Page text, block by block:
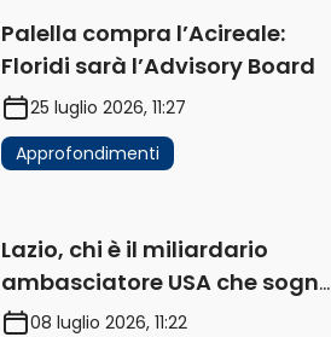
Palella compra l’Acireale:
Floridi sarà l’Advisory Board
25 luglio 2026, 11:27
Approfondimenti
Lazio, chi è il miliardario
ambasciatore USA che sogna
di acquistare un club in Italia
08 luglio 2026, 11:22